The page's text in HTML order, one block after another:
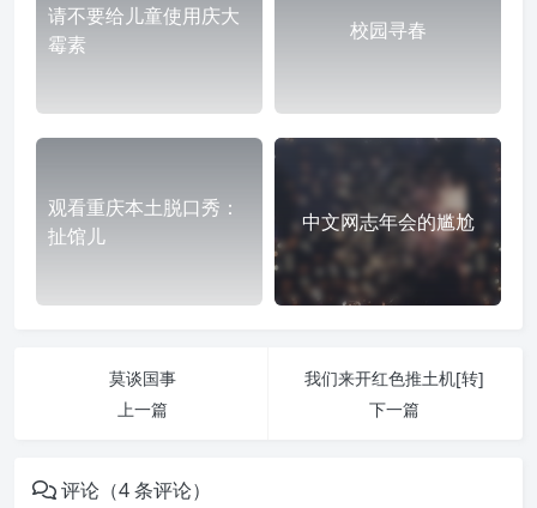
请不要给儿童使用庆大
霉素
校园寻春
观看重庆本土脱口秀：
扯馆儿
中文网志年会的尴尬
莫谈国事
上一篇
我们来开红色推土机[转]
下一篇
评论（4 条评论）